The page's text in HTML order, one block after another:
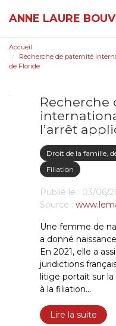
ANNE LAURE
Accueil
Recherche de paternité
de Floride
Recherche
l’arrêt
Publié le : 03/06/
Droit de la famille,
Filiation
Source :
Une femme de
a donné
En 2021, elle a
juridictions
litige portait sur
à la filiation...
Lire la suite